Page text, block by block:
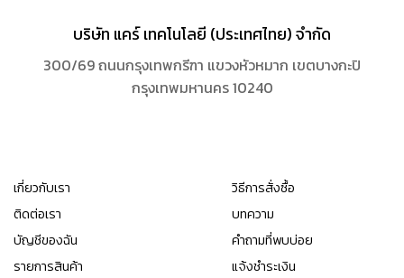
บริษัท แคร์ เทคโนโลยี (ประเทศไทย) จำกัด
300/69 ถนนกรุงเทพกรีฑา แขวงหัวหมาก เขตบางกะปิ
กรุงเทพมหานคร 10240
เกี่ยวกับเรา
ติดต่อเรา
บัญชีของฉัน
รายการสินค้า
วิธีการสั่งซื้อ
บทความ
คำถามที่พบบ่อย
แจ้งชำระเงิน